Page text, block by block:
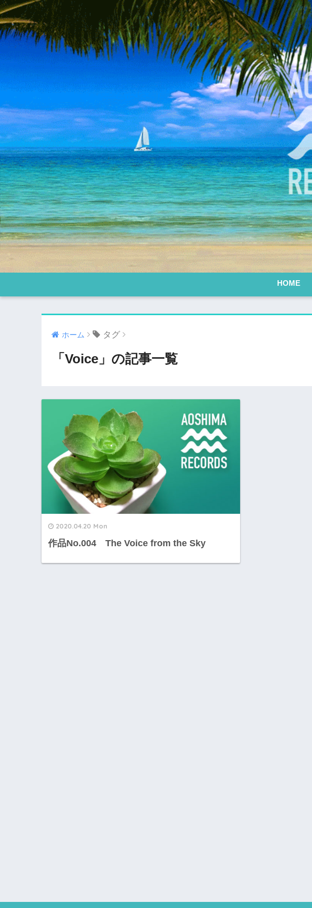
HOME
ホーム タグ
「Voice」の記事一覧
2020.04.20 Mon
作品No.004 The Voice from the Sky